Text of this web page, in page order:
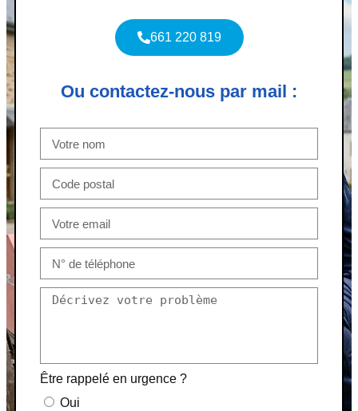
661 220 819
Ou contactez-nous par mail :
Être rappelé en urgence ?
Oui